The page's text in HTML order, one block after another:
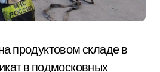
продуктовом складе в
в подмосковных